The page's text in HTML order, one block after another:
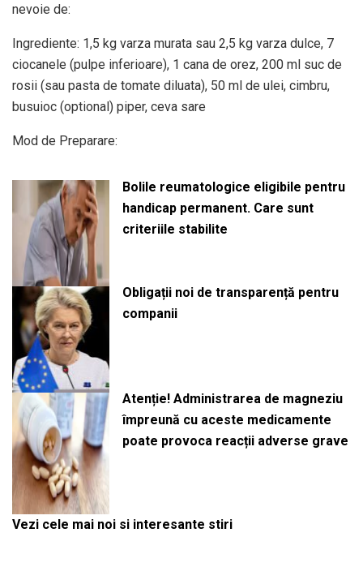
nevoie de:
Ingrediente: 1,5 kg varza murata sau 2,5 kg varza dulce, 7
ciocanele (pulpe inferioare), 1 cana de orez, 200 ml suc de
rosii (sau pasta de tomate diluata), 50 ml de ulei, cimbru,
busuioc (optional) piper, ceva sare
Mod de Preparare:
Bolile reumatologice eligibile pentru
handicap permanent. Care sunt
criteriile stabilite
Obligații noi de transparență pentru
companii
Atenție! Administrarea de magneziu
împreună cu aceste medicamente
poate provoca reacții adverse grave
Vezi cele mai noi si interesante stiri